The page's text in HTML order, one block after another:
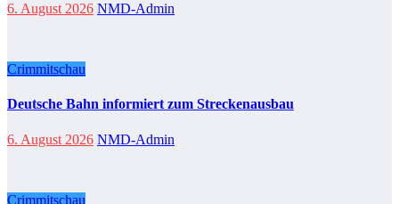
6. August 2026 NMD-Admin
Crimmitschau
Deutsche Bahn informiert zum Streckenausbau
6. August 2026 NMD-Admin
Crimmitschau